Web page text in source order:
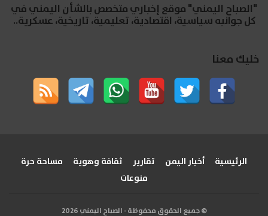
"الصباح اليمني" موقع إخباري متخصص بالشأن اليمني في
كل جوانبه سياسية، اقتصادية، تعليمية، تاريخية، عسكرية..
خليك معنا
الرئيسية أخبار اليمن تقارير ثقافة وهوية
مساحة حرة
منوعات
© جميع الحقوق محفوظة - الصباح اليمني 2026